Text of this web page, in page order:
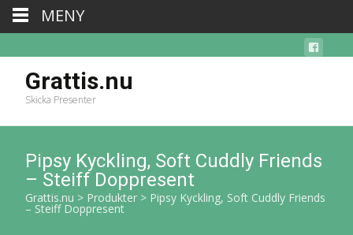
Grattis.nu
Skicka Presenter
Pipsy Kyckling, Soft Cuddly Friends
– Steiff Doppresent
Grattis.nu > Produkter > Pipsy Kyckling, Soft Cuddly Friends
– Steiff Doppresent
MENY